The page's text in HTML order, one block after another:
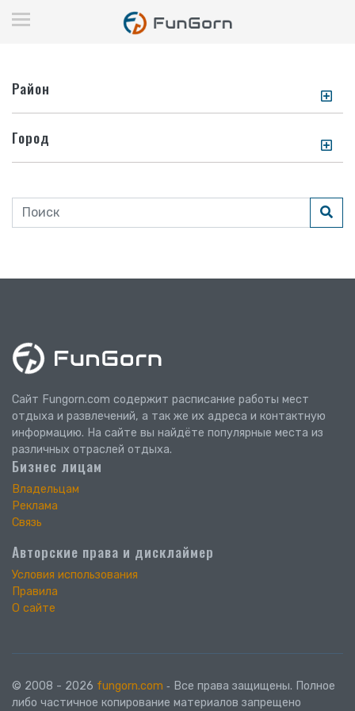
Район
Город
Сайт Fungorn.com содержит расписание работы мест
отдыха и развлечений, а так же их адреса и контактную
информацию. На сайте вы найдёте популярные места из
различных отраслей отдыха.
Бизнес лицам
Владельцам
Реклама
Связь
Авторские права и дисклаймер
Условия использования
Правила
О сайте
© 2008 - 2026 fungorn.com ‐ Все права защищены. Полное
либо частичное копирование материалов запрещено